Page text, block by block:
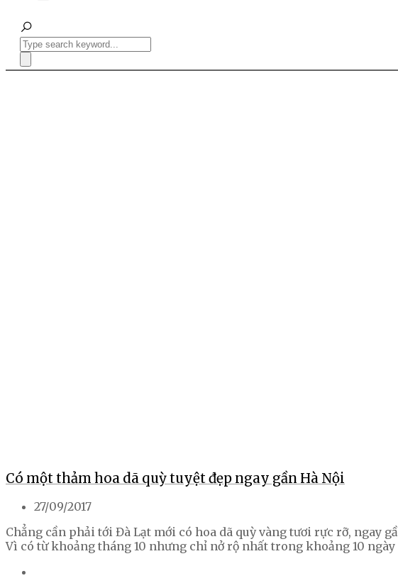
Có một thảm hoa dã quỳ tuyệt đẹp ngay gần Hà Nội
27/09/2017
Chẳng cần phải tới Đà Lạt mới có hoa dã quỳ vàng tươi rực rỡ, ngay
Vì có từ khoảng tháng 10 nhưng chỉ nở rộ nhất trong khoảng 10